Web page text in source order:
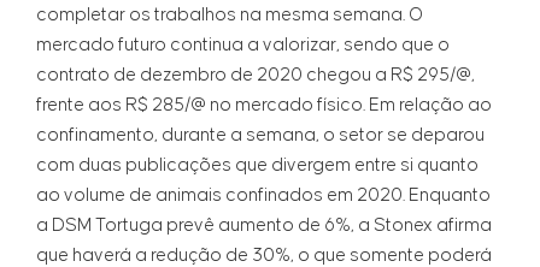
completar os trabalhos na mesma semana. O
mercado futuro continua a valorizar, sendo que o
contrato de dezembro de 2020 chegou a R$ 295/@,
frente aos R$ 285/@ no mercado físico. Em relação ao
confinamento, durante a semana, o setor se deparou
com duas publicações que divergem entre si quanto
ao volume de animais confinados em 2020. Enquanto
a DSM Tortuga prevê aumento de 6%, a Stonex afirma
que haverá a redução de 30%, o que somente poderá